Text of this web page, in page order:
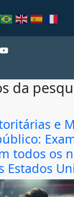
da
e
todos os
Estados